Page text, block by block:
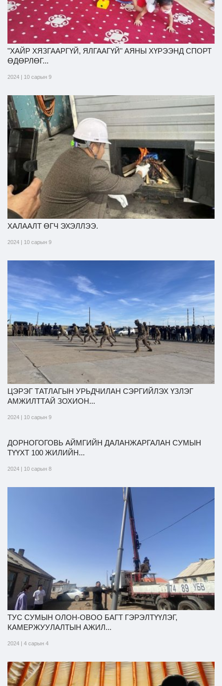
"ХАЙР ХЯЗГААРГҮЙ, ЯЛГААГҮЙ" АЯНЫ ХҮРЭЭНД СПОРТ
ӨДӨРЛӨГ...
2024 | 10 сарын 9
ХАЛААЛТ ӨГЧ ЭХЭЛЛЭЭ.
2024 | 10 сарын 9
ЦЭРЭГ ТАТЛАГЫН УРЬДЧИЛАН СЭРГИЙЛЭХ ҮЗЛЭГ
АМЖИЛТТАЙ ЗОХИОН...
2024 | 10 сарын 9
ДОРНОГОГОВЬ АЙМГИЙН ДАЛАНЖАРГАЛАН СУМЫН
ТҮҮХТ 100 ЖИЛИЙН...
2024 | 10 сарын 8
ТУС СУМЫН ОЛОН-ОВОО БАГТ ГЭРЭЛТҮҮЛЭГ,
КАМЕРЖУУЛАЛТЫН АЖИЛ...
2024 | 4 сарын 4